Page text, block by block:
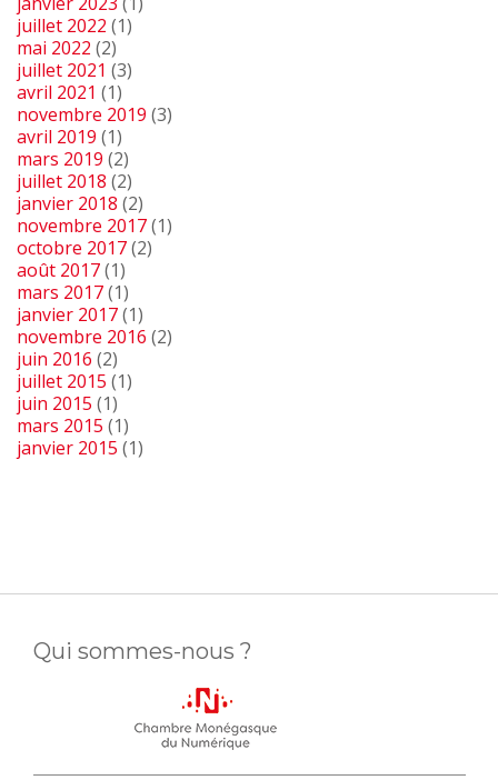
juillet 2022 (1)
mai 2022 (2)
juillet 2021 (3)
avril 2021 (1)
novembre 2019 (3)
avril 2019 (1)
mars 2019 (2)
juillet 2018 (2)
janvier 2018 (2)
novembre 2017(1)
octobre 2017(2)
août 2017(1)
mars 2017(1)
janvier 2017(1)
novembre 2016 (2)
juin 2016 (2)
juillet 2015 (1)
juin 2015 (1)
mars 2015 (1)
janvier 2015 (1)
Qui sommes-nous ?